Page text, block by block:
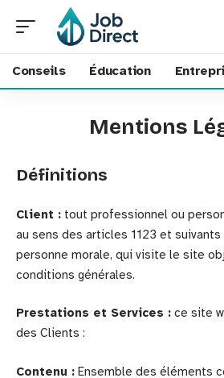
Conseils Éducation
Mentions
Définitions
Client : tout professionnel ou
au sens des articles 1123 et
personne morale, qui visite le site
conditions générales.
Prestations et Services : ce site
des Clients :
Contenu : Ensemble des éléments